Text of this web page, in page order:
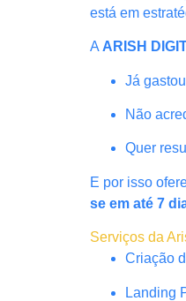
está em
A ARISH
Já
Não
Quer
E por isso
se em até 7
Serviços da
Criação
Landing